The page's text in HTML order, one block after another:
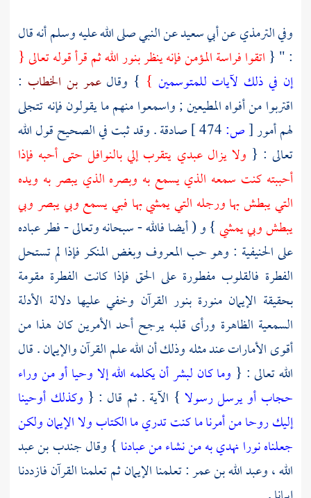
وفيالترمذيعنأبي سعيدعن النبي صلى الله عليه وسلم أنه قال
: " { اتقوا فراسة المؤمن فإنه ينظر بنور الله ثم قرأ قوله تعالى {
إن في ذلك لآيات للمتوسمين } } وقالعمر بن الخطاب :
اقتربوا من أفواه المطيعين ; واسمعوا منهم ما يقولون فإنه تتجلى
لهم أمور[ص:
صادقة . وقد ثبت في الصحيح قول الله
تعالى : { ولا يزال عبدي يتقرب إلي بالنوافل حتى أحبه فإذا
أحببته كنت سمعه الذي يسمع به وبصره الذي يبصر به ويده
التي يبطش بها ورجله التي يمشي بها فبي يسمع وبي يبصر وبي
يبطش وبي يمشي} و ( أيضا فالله - سبحانه وتعالى - فطر عباده
على الحنيفية : وهو حب المعروف وبغض المنكر فإذا لم تستحل
الفطرة فالقلوب مفطورة على الحق فإذا كانت الفطرة مقومة
بحقيقة الإيمان منورة بنور القرآن وخفي عليها دلالة الأدلة
السمعية الظاهرة ورأى قلبه يرجح أحد الأمرين كان هذا من
أقوى الأمارات عند مثله وذلك أن الله علم القرآن والإيمان . قال
الله تعالى : { وما كان لبشر أن يكلمه الله إلا وحيا أو من وراء
حجاب أو يرسل رسولا } الآية . ثم قال : { وكذلك أوحينا
إليك روحا من أمرنا ما كنت تدري ما الكتاب ولا الإيمان ولكن
جعلناه نورا نهدي به من نشاء من عبادنا } وقالجندب بن عبد
الله،وعبد الله بن عمر: تعلمنا الإيمان ثم تعلمنا القرآن فازددنا